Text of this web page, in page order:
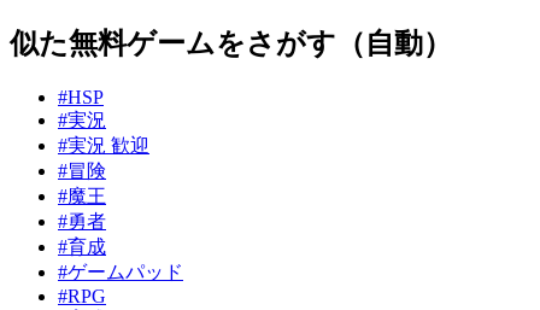
似た無料ゲームをさがす（自動）
#HSP
#実況
#実況 歓迎
#冒険
#魔王
#勇者
#育成
#ゲームパッド
#RPG